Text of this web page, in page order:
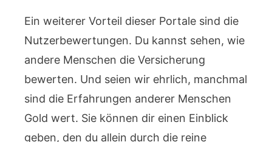
Ein weiterer Vorteil dieser Portale sind die
Nutzerbewertungen. Du kannst sehen, wie
andere Menschen die Versicherung
bewerten. Und seien wir ehrlich, manchmal
sind die Erfahrungen anderer Menschen
Gold wert. Sie können dir einen Einblick
geben, den du allein durch die reine